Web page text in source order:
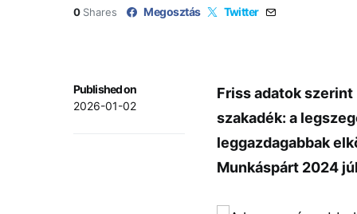
0 Shares Megosztás Twitter
Published on
2026-01-02
Friss adatok
szakadék: a
leggazdagabbak
Munkáspárt 2024